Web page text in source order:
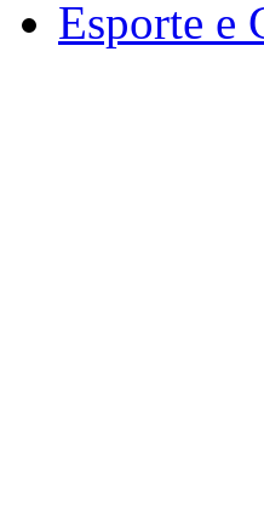
Esporte e